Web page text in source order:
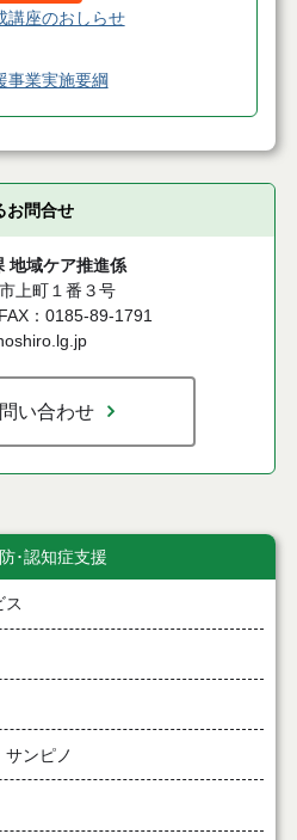
講座のおしらせ
事業実施要綱
お問合せ
地域ケア推進係
上町１番３号
FAX：0185-89-1791
い合わせ
･認知症支援
ス
ンピノ